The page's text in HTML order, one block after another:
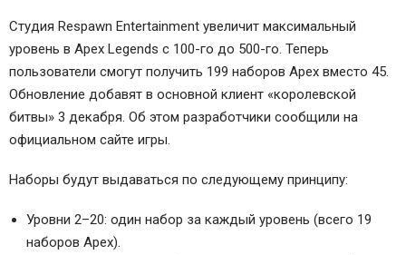
Студия Respawn Entertainment увеличит максимальный
уровень в Apex Legends с 100-го до 500-го. Теперь
пользователи смогут получить 199 наборов Apex вместо 45.
Обновление добавят в основной клиент «королевской
битвы» 3 декабря. Об этом разработчики сообщили на
официальном сайте игры.
Наборы будут выдаваться по следующему принципу:
Уровни 2–20: один набор за каждый уровень (всего 19
наборов Apex).